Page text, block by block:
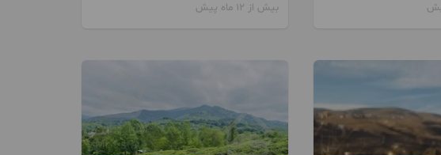
بیش از 12 ماه پیش